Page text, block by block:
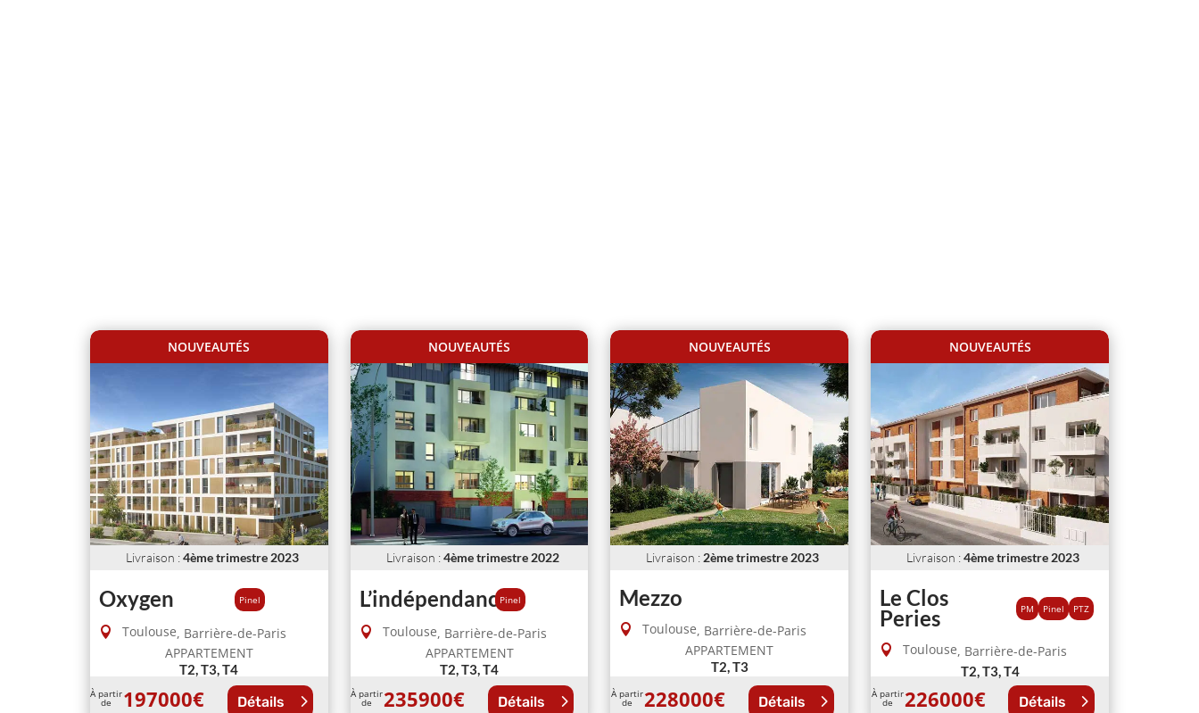
NOUVEAUTÉS
Livraison :4ème trimestre 2023
Oxygen Pinel
Toulouse, Barrière-de-Paris
APPARTEMENT
T2, T3, T4
À partir
de 197000€ Détails
NOUVEAUTÉS
Livraison :4ème trimestre 2022
L’indépendancePinel
Toulouse, Barrière-de-Paris
APPARTEMENT
T2, T3, T4
À partir
de 235900€ Détails
NOUVEAUTÉS
Livraison : 2ème trimestre 2023
Mezzo
Toulouse, Barrière-de-Paris
APPARTEMENT
T2, T3
À partir
de 228000€ Détails
NOUVEAUTÉS
Livraison :4ème trimestre 2023
Le Clos
Peries
PM Pinel PTZ
Toulouse, Barrière-de-Paris
T2, T3, T4
À partir
de 226000€ Détails